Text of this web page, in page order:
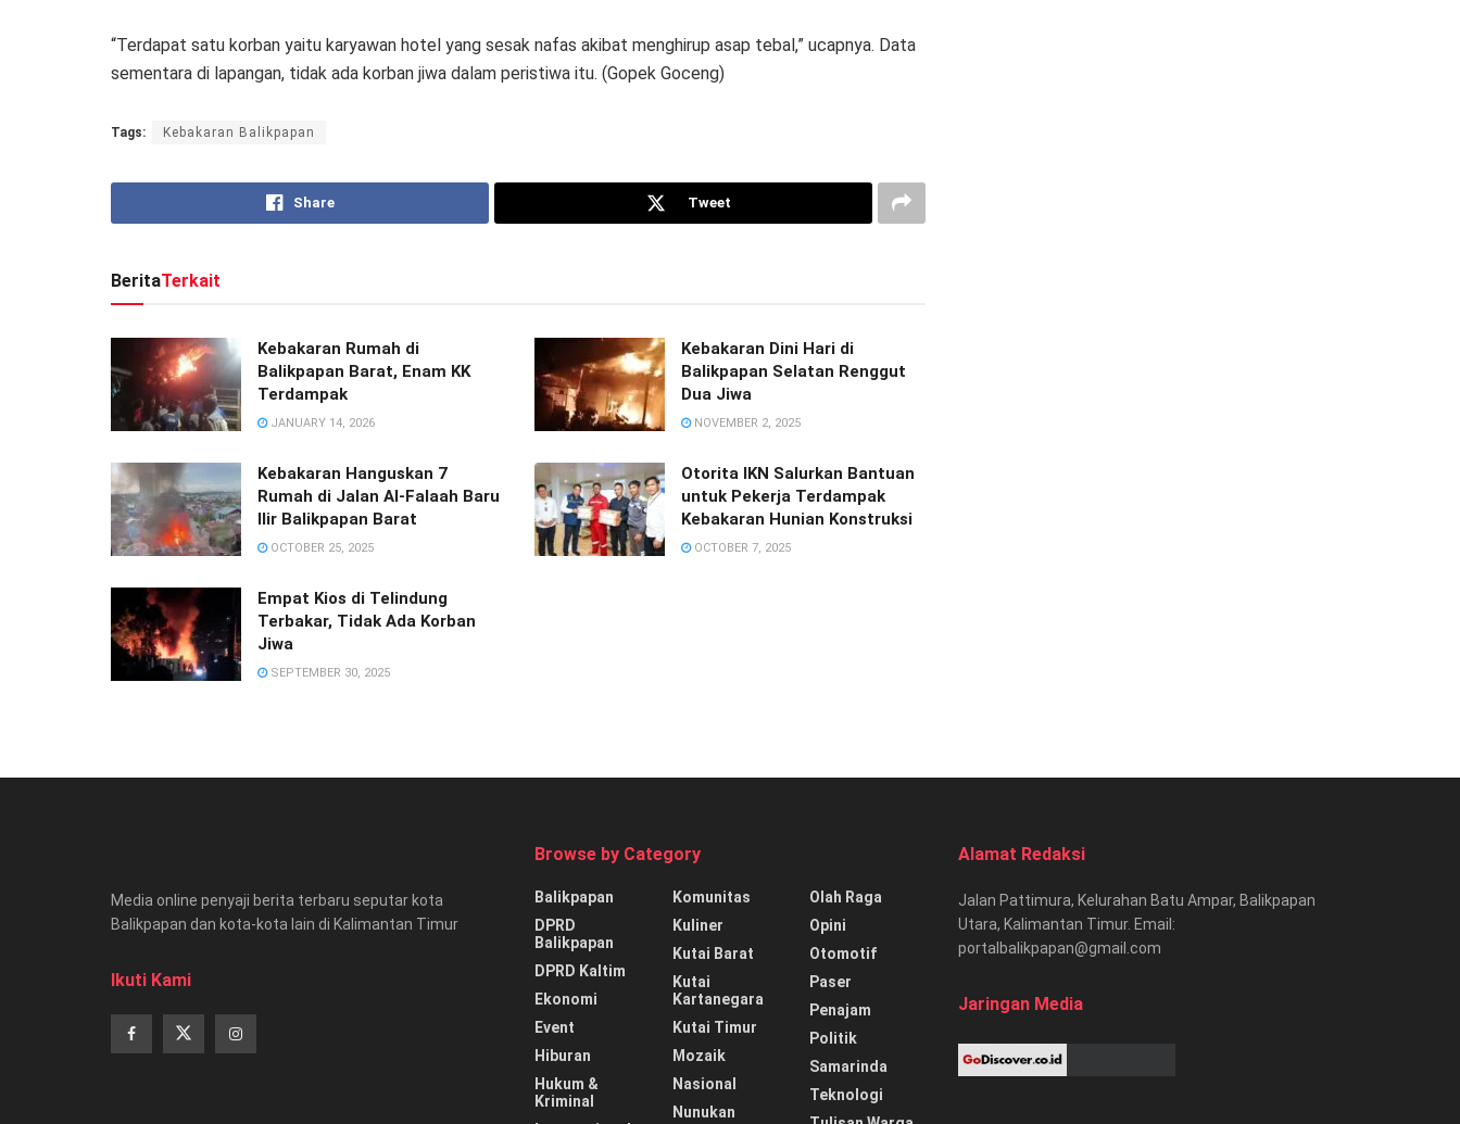
“Terdapat satu korban yaitu karyawan hotel yang sesak nafas akibat menghirup asap tebal,” ucapnya. Data
sementara di lapangan, tidak ada korban jiwa dalam peristiwa itu. (Gopek Goceng)
Tags: Kebakaran Balikpapan
Share Tweet
BeritaTerkait
Kebakaran Rumah di
Balikpapan Barat, Enam KK
Terdampak
JANUARY 14, 2026
Kebakaran Dini Hari di
Balikpapan Selatan Renggut
Dua Jiwa
NOVEMBER 2, 2025
Kebakaran Hanguskan 7
Rumah di Jalan Al-Falaah Baru
Ilir Balikpapan Barat
OCTOBER 25, 2025
Otorita IKN Salurkan Bantuan
untuk Pekerja Terdampak
Kebakaran Hunian Konstruksi
OCTOBER 7, 2025
Empat Kios di Telindung
Terbakar, Tidak Ada Korban
Jiwa
SEPTEMBER 30, 2025
Media online penyaji berita terbaru seputar kota
Balikpapan dan kota-kota lain di Kalimantan Timur
Ikuti Kami
Browse by Category
Balikpapan
DPRD
Balikpapan
DPRD Kaltim
Ekonomi
Event
Hiburan
Hukum &
Kriminal
Komunitas
Kuliner
Kutai Barat
Kutai
Kartanegara
Kutai Timur
Mozaik
Nasional
Nunukan
Olah Raga
Opini
Otomotif
Paser
Penajam
Politik
Samarinda
Teknologi
Alamat Redaksi
Jalan Pattimura, Kelurahan Batu Ampar, Balikpapan
Utara, Kalimantan Timur. Email:
portalbalikpapan@gmail.com
Jaringan Media